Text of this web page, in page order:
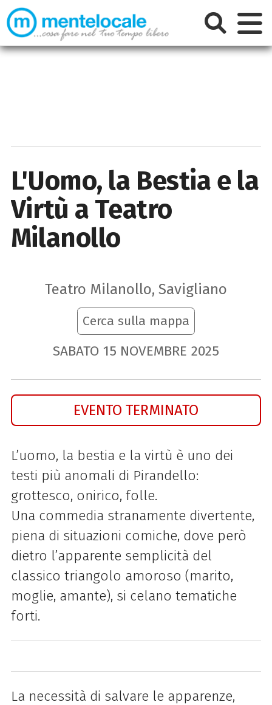
L'Uomo, la Bestia e la
Virtù a Teatro
Milanollo
Teatro Milanollo, Savigliano
Cerca sulla mappa
SABATO 15 NOVEMBRE 2025
EVENTO TERMINATO
L’uomo, la bestia e la virtù è uno dei
testi più anomali di Pirandello:
grottesco, onirico, folle.
Una commedia stranamente divertente,
piena di situazioni comiche, dove però
dietro l’apparente semplicità del
classico triangolo amoroso (marito,
moglie, amante), si celano tematiche
forti.
La necessità di salvare le apparenze,